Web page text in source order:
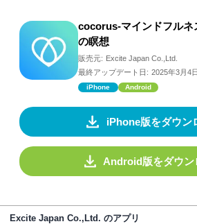
cocorus-マインドフルネ
の瞑想
販売元: Excite Japan Co.,Ltd.
最終アップデート日: 2025年3月4日
iPhone Android
iPhone版をダウン
Android版をダウン
Excite Japan Co.,Ltd. のアプリ